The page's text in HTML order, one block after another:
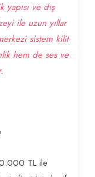
ve dış
ile uzun yıllar
sistem kilit
hem de ses ve
TL ile